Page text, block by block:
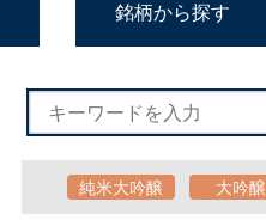
銘柄から探す
純米大吟醸 大吟醸